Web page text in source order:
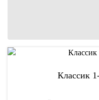
Классик